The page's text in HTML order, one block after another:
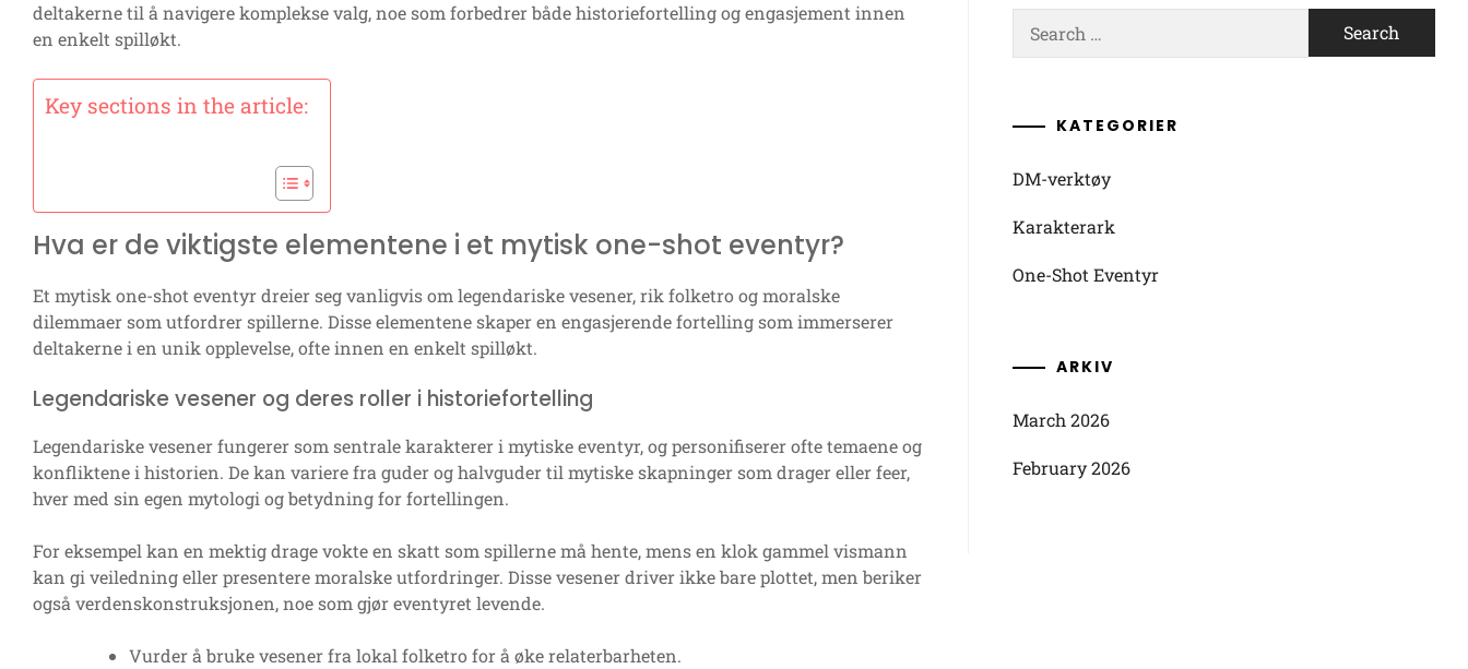
deltakerne til å navigere komplekse valg, noe som forbedrer både historiefortelling og engasjement innen
en enkelt spilløkt.
Key sections in the article:
Hva er de viktigste elementene i et mytisk one-shot eventyr?
Et mytisk one-shot eventyr dreier seg vanligvis om legendariske vesener, rik folketro og moralske
dilemmaer som utfordrer spillerne. Disse elementene skaper en engasjerende fortelling som immerserer
deltakerne i en unik opplevelse, ofte innen en enkelt spilløkt.
Legendariske vesener og deres roller i historiefortelling
Legendariske vesener fungerer som sentrale karakterer i mytiske eventyr, og personifiserer ofte temaene og
konfliktene i historien. De kan variere fra guder og halvguder til mytiske skapninger som drager eller feer,
hver med sin egen mytologi og betydning for fortellingen.
For eksempel kan en mektig drage vokte en skatt som spillerne må hente, mens en klok gammel vismann
kan gi veiledning eller presentere moralske utfordringer. Disse vesener driver ikke bare plottet, men beriker
også verdenskonstruksjonen, noe som gjør eventyret levende.
Vurder å bruke vesener fra lokal folketro for å øke relaterbarheten.
for:
KATEGORIER
DM-verktøy
Karakterark
One-Shot Eventyr
ARKIV
March 2026
February 2026